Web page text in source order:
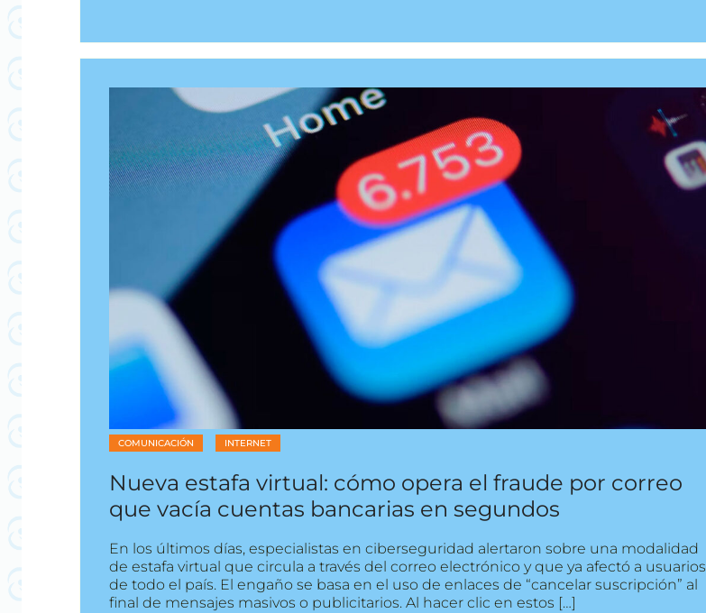
COMUNICACIÓN INTERNET
Nueva estafa virtual: cómo opera el fraude por correo
que vacía cuentas bancarias en segundos
En los últimos días, especialistas en ciberseguridad alertaron sobre una modalidad
de estafa virtual que circula a través del correo electrónico y que ya afectó a usuarios
de todo el país. El engaño se basa en el uso de enlaces de “cancelar suscripción” al
final de mensajes masivos o publicitarios. Al hacer clic en estos […]